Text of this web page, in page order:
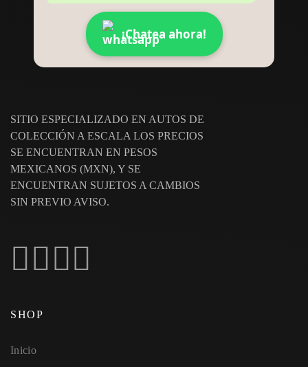
¡Chatea ahora!
SITIO ESPECIALIZADO EN AUTOS DE
COLECCIÓN A ESCALA LOS PRECIOS
SE ENCUENTRAN EN PESOS
MEXICANOS (MXN), Y SE
ENCUENTRAN SUJETOS A CAMBIOS
SIN PREVIO AVISO.
SHOP
Inicio